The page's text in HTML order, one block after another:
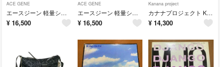
ACE GENE
エースジーン 軽量ショルダーバッグ 54556 ブラック
¥ 16,500
ACE GENE
エースジーン 軽量ショルダーバッグ 54556 ネイビー
¥ 16,500
Kanana project
カナナプロジェクト KM-2 ショルダーバッグ 68712 カスタード
¥ 14,300